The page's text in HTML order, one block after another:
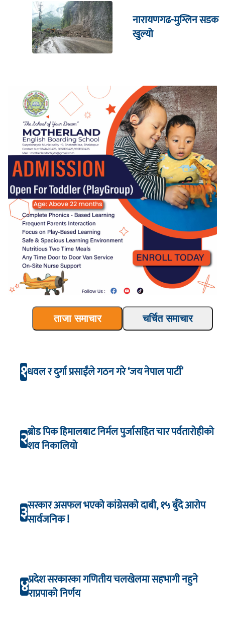
नारायणगढ-मुग्लिन सडक
खुल्यो
ताजा समाचार चर्चित समाचार
१धवल र दुर्गा प्रसाईंले गठन गरे ‘जय नेपाल पार्टी’
२ब्रोड पिक हिमालबाट निर्मल पुर्जासहित चार पर्वतारोहीको
शव निकालियो
३सरकार असफल भएको कांग्रेसको दाबी, १५ बुँदे आरोप
सार्वजनिक !
४प्रदेश सरकारका गणितीय चलखेलमा सहभागी नहुने
राप्रपाको निर्णय